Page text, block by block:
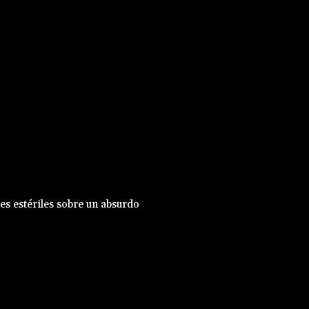
estériles sobre un absurdo